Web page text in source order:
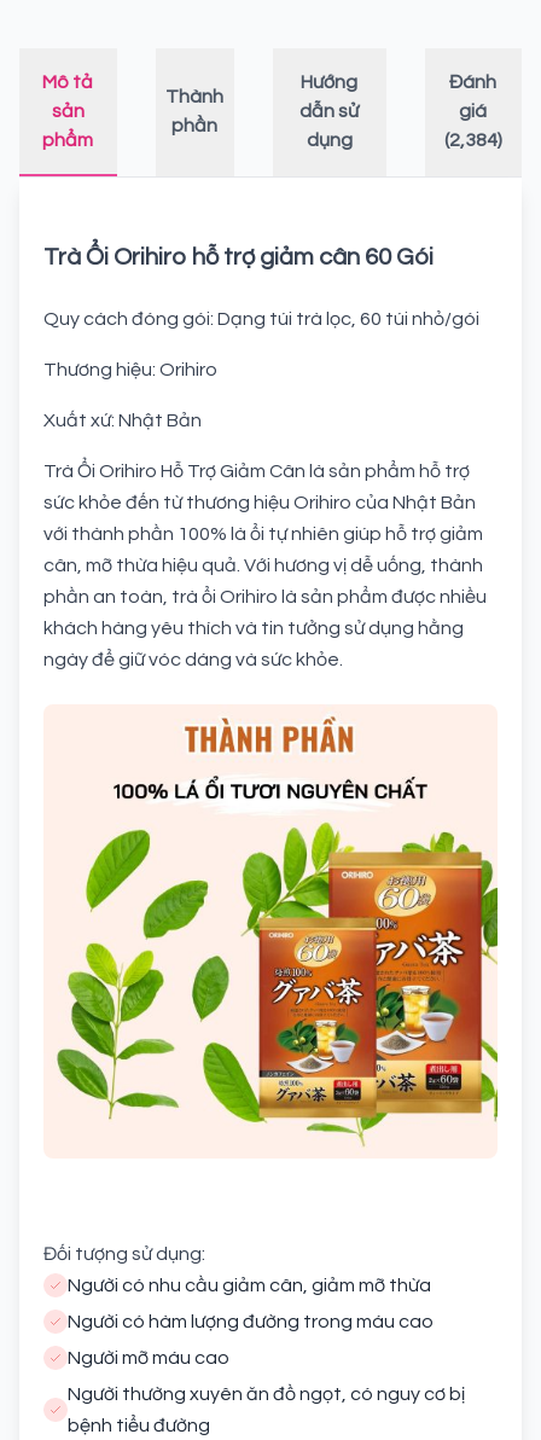
Mô tả
sản
phẩm
Thành
phần
Hướng
dẫn sử
dụng
Đánh
giá
(2,384)
Trà Ổi Orihiro hỗ trợ giảm cân 60 Gói
Quy cách đóng gói: Dạng túi trà lọc, 60 túi nhỏ/gói
Thương hiệu: Orihiro
Xuất xứ: Nhật Bản
Trà Ổi Orihiro Hỗ Trợ Giảm Cân là sản phẩm hỗ trợ
sức khỏe đến từ thương hiệu Orihiro của Nhật Bản
với thành phần 100% là ổi tự nhiên giúp hỗ trợ giảm
cân, mỡ thừa hiệu quả. Với hương vị dễ uống, thành
phần an toàn, trà ổi Orihiro là sản phẩm được nhiều
khách hàng yêu thích và tin tưởng sử dụng hằng
ngày để giữ vóc dáng và sức khỏe.
Đối tượng sử dụng:
Người có nhu cầu giảm cân, giảm mỡ thừa
Người có hàm lượng đường trong máu cao
Người mỡ máu cao
Người thường xuyên ăn đồ ngọt, có nguy cơ bị
bệnh tiểu đường